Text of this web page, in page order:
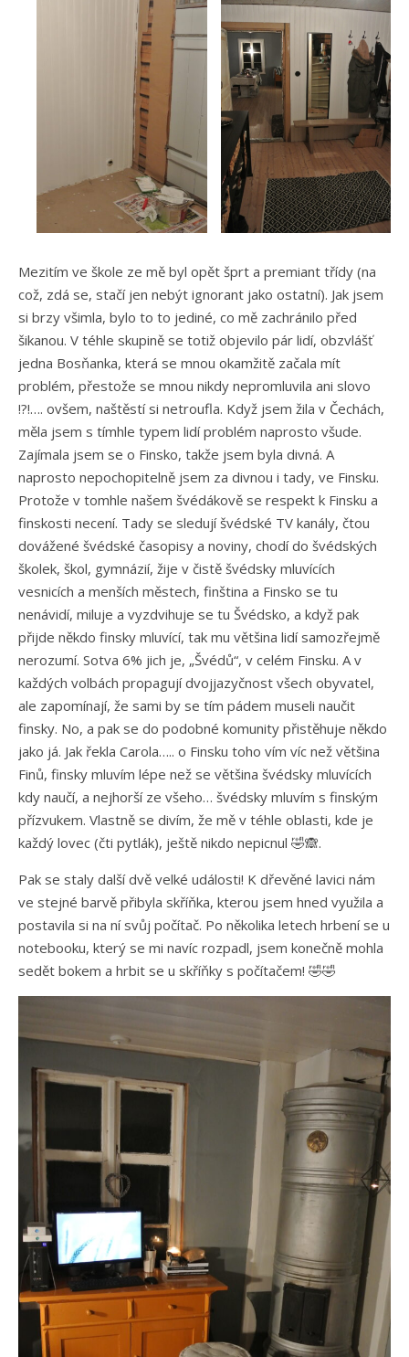
Mezitím ve škole ze mě byl opět šprt a premiant třídy (na
což, zdá se, stačí jen nebýt ignorant jako ostatní). Jak jsem
si brzy všimla, bylo to to jediné, co mě zachránilo před
šikanou. V téhle skupině se totiž objevilo pár lidí, obzvlášť
jedna Bosňanka, která se mnou okamžitě začala mít
problém, přestože se mnou nikdy nepromluvila ani slovo
!?!…. ovšem, naštěstí si netroufla. Když jsem žila v Čechách,
měla jsem s tímhle typem lidí problém naprosto všude.
Zajímala jsem se o Finsko, takže jsem byla divná. A
naprosto nepochopitelně jsem za divnou i tady, ve Finsku.
Protože v tomhle našem švédákově se respekt k Finsku a
finskosti necení. Tady se sledují švédské TV kanály, čtou
dovážené švédské časopisy a noviny, chodí do švédských
školek, škol, gymnázií, žije v čistě švédsky mluvících
vesnicích a menších městech, finština a Finsko se tu
nenávidí, miluje a vyzdvihuje se tu Švédsko, a když pak
přijde někdo finsky mluvící, tak mu většina lidí samozřejmě
nerozumí. Sotva 6% jich je, „Švédů“, v celém Finsku. A v
každých volbách propagují dvojjazyčnost všech obyvatel,
ale zapomínají, že sami by se tím pádem museli naučit
finsky. No, a pak se do podobné komunity přistěhuje někdo
jako já. Jak řekla Carola….. o Finsku toho vím víc než většina
Finů, finsky mluvím lépe než se většina švédsky mluvících
kdy naučí, a nejhorší ze všeho… švédsky mluvím s finským
přízvukem. Vlastně se divím, že mě v téhle oblasti, kde je
každý lovec (čti pytlák), ještě nikdo nepicnul 🤣🙈.
Pak se staly další dvě velké události! K dřevěné lavici nám
ve stejné barvě přibyla skříňka, kterou jsem hned využila a
postavila si na ní svůj počítač. Po několika letech hrbení se u
notebooku, který se mi navíc rozpadl, jsem konečně mohla
sedět bokem a hrbit se u skříňky s počítačem! 🤣🤣